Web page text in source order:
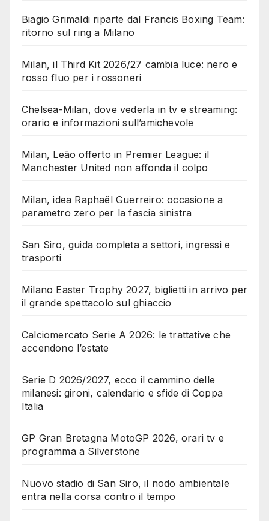
Biagio Grimaldi riparte dal Francis Boxing Team:
ritorno sul ring a Milano
Milan, il Third Kit 2026/27 cambia luce: nero e
rosso fluo per i rossoneri
Chelsea-Milan, dove vederla in tv e streaming:
orario e informazioni sull’amichevole
Milan, Leão offerto in Premier League: il
Manchester United non affonda il colpo
Milan, idea Raphaël Guerreiro: occasione a
parametro zero per la fascia sinistra
San Siro, guida completa a settori, ingressi e
trasporti
Milano Easter Trophy 2027, biglietti in arrivo per
il grande spettacolo sul ghiaccio
Calciomercato Serie A 2026: le trattative che
accendono l’estate
Serie D 2026/2027, ecco il cammino delle
milanesi: gironi, calendario e sfide di Coppa
Italia
GP Gran Bretagna MotoGP 2026, orari tv e
programma a Silverstone
Nuovo stadio di San Siro, il nodo ambientale
entra nella corsa contro il tempo